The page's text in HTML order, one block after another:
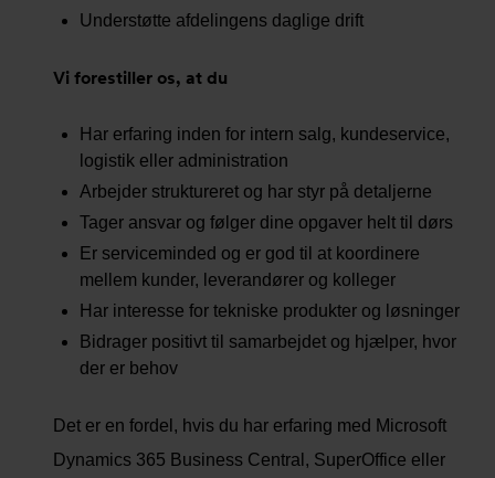
Understøtte afdelingens daglige drift
Vi forestiller os, at du
Har erfaring inden for intern salg, kundeservice,
logistik eller administration
Arbejder struktureret og har styr på detaljerne
Tager ansvar og følger dine opgaver helt til dørs
Er serviceminded og er god til at koordinere
mellem kunder, leverandører og kolleger
Har interesse for tekniske produkter og løsninger
Bidrager positivt til samarbejdet og hjælper, hvor
der er behov
Det er en fordel, hvis du har erfaring med Microsoft
Dynamics 365 Business Central, SuperOffice eller